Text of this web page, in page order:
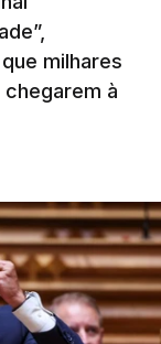
milhares
à